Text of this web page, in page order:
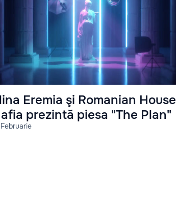
Eremia şi Romanian House
prezintă piesa "The Plan"